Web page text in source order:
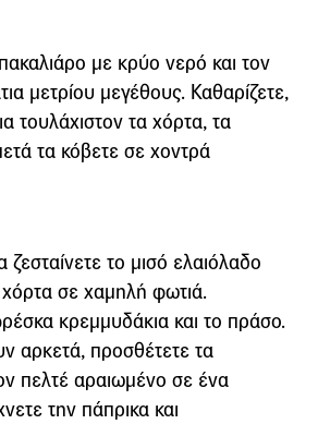
με κρύο νερό και τον
μετρίου μεγέθους. Καθαρίζετε,
τουλάχιστον τα χόρτα, τα
τα κόβετε σε χοντρά
το μισό ελαιόλαδο
χόρτα σε χαμηλή φωτιά.
κρεμμυδάκια και το πράσο.
αρκετά, προσθέτετε τα
πελτέ αραιωμένο σε ένα
την πάπρικα και